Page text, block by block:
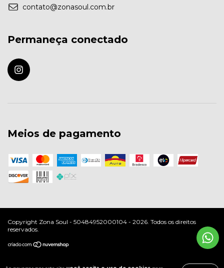
contato@zonasoul.com.br
Permaneça conectado
Meios de pagamento
Copyright Zona Soul - 50484952000104 - 2026. Todos os direitos
reservados.